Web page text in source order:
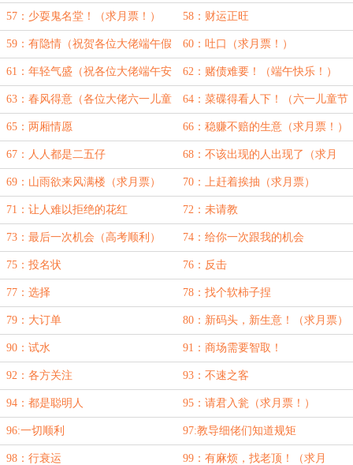
票）
57：少耍鬼名堂！（求月票！） 58：财运正旺
59：有隐情（祝贺各位大佬端午假
期快乐）
60：吐口（求月票！）
61：年轻气盛（祝各位大佬端午安
康！）
62：赌债难要！（端午快乐！）
63：春风得意（各位大佬六一儿童
节快乐！）
64：菜碟得看人下！（六一儿童节
快乐！）
65：两厢情愿 66：稳赚不赔的生意（求月票！）
67：人人都是二五仔 68：不该出现的人出现了（求月
票！）
69：山雨欲来风满楼（求月票） 70：上赶着挨抽（求月票）
71：让人难以拒绝的花红 72：未请教
73：最后一次机会（高考顺利） 74：给你一次跟我的机会
75：投名状 76：反击
77：选择 78：找个软柿子捏
79：大订单 80：新码头，新生意！（求月票）
90：试水 91：商场需要智取！
92：各方关注 93：不速之客
94：都是聪明人 95：请君入瓮（求月票！）
96:一切顺利 97:教导细佬们知道规矩
98：行衰运 99：有麻烦，找老顶！（求月